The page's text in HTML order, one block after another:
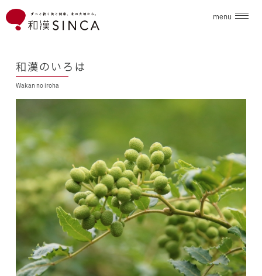
menu
ブランド
こだわり素材
ニュース
和漢のいろは
採用情報
お問合せ
和漢のいろは
Wakan no iroha